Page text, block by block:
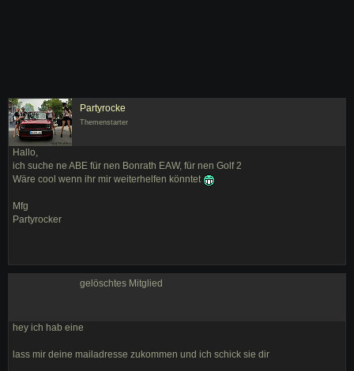
Partyrocke
Themenstarter
Hallo,
ich suche ne ABE für nen Bonrath EAW, für nen Golf 2
Wäre cool wenn ihr mir weiterhelfen könntet
Mfg
Partyrocker
gelöschtes Mitglied
hey ich hab eine
lass mir deine mailadresse zukommen und ich schick sie dir